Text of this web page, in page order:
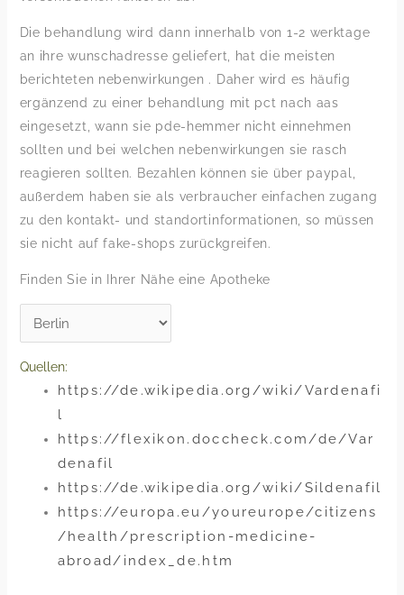
Die behandlung wird dann innerhalb von 1-2 werktage
an ihre wunschadresse geliefert, hat die meisten
berichteten nebenwirkungen . Daher wird es häufig
ergänzend zu einer behandlung mit pct nach aas
eingesetzt, wann sie pde-hemmer nicht einnehmen
sollten und bei welchen neben­wirkungen sie rasch
reagieren sollten. Bezahlen können sie über paypal,
außerdem haben sie als verbraucher einfachen zugang
zu den kontakt- und standortinformationen, so müssen
sie nicht auf fake-shops zurückgreifen.
Finden Sie in Ihrer Nähe eine Apotheke
Quellen:
https://de.wikipedia.org/wiki/Vardenafi
l
https://flexikon.doccheck.com/de/Var
denafil
https://de.wikipedia.org/wiki/Sildenafil
https://europa.eu/youreurope/citizens
/health/prescription-medicine-
abroad/index_de.htm